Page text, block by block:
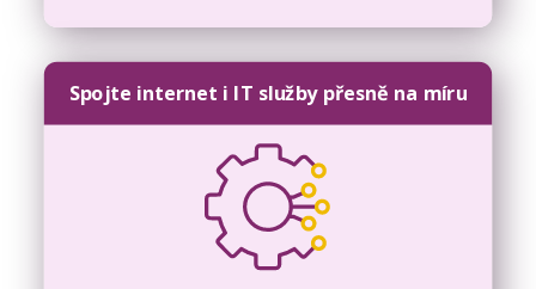
Spojte internet i IT služby přesně na míru